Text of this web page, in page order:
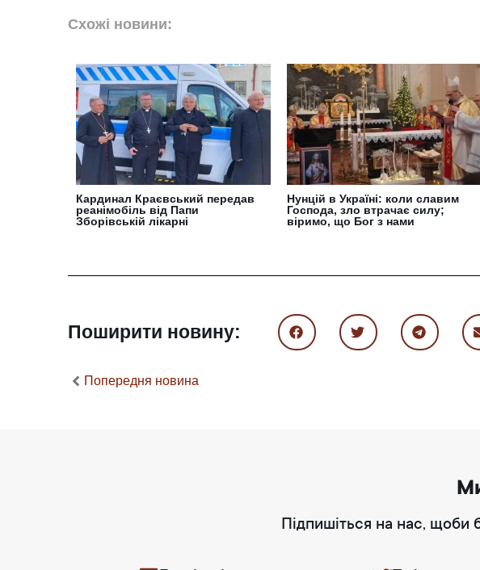
Схожі новини:
Кардинал Краєвський передав
реанімобіль від Папи
Зборівській лікарні
Нунцій в Україні: коли славим
Господа, зло втрачає силу;
віримо, що Бог з нами
Поширити новину:
Попередня новина
Підпишіться на нас, щоби